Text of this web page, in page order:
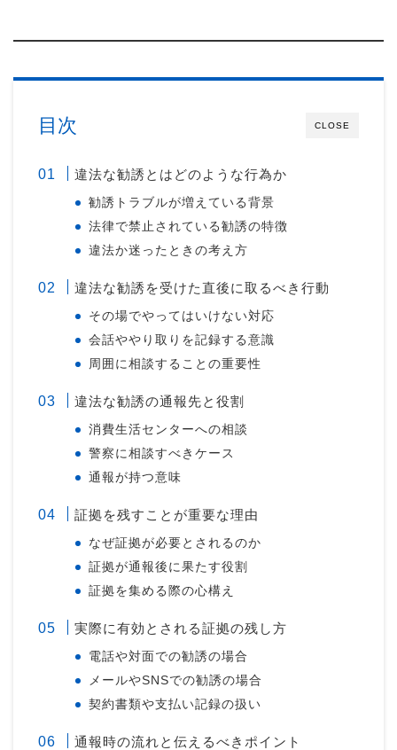
CLOSE
目次
違法な勧誘とはどのような行為か
勧誘トラブルが増えている背景
法律で禁止されている勧誘の特徴
違法か迷ったときの考え方
違法な勧誘を受けた直後に取るべき行動
その場でやってはいけない対応
会話ややり取りを記録する意識
周囲に相談することの重要性
違法な勧誘の通報先と役割
消費生活センターへの相談
警察に相談すべきケース
通報が持つ意味
証拠を残すことが重要な理由
なぜ証拠が必要とされるのか
証拠が通報後に果たす役割
証拠を集める際の心構え
実際に有効とされる証拠の残し方
電話や対面での勧誘の場合
メールやSNSでの勧誘の場合
契約書類や支払い記録の扱い
通報時の流れと伝えるべきポイント